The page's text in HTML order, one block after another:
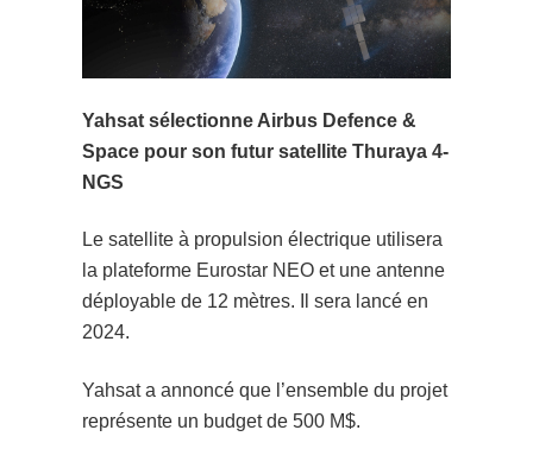
Yahsat sélectionne Airbus Defence &
Space pour son futur satellite Thuraya 4-
NGS
Le satellite à propulsion électrique utilisera
la plateforme Eurostar NEO et une antenne
déployable de 12 mètres. Il sera lancé en
2024.
Yahsat a annoncé que l’ensemble du projet
représente un budget de 500 M$.